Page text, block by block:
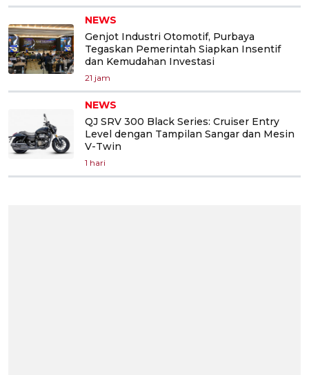
NEWS
Genjot Industri Otomotif, Purbaya
Tegaskan Pemerintah Siapkan Insentif
dan Kemudahan Investasi
21 jam
NEWS
QJ SRV 300 Black Series: Cruiser Entry
Level dengan Tampilan Sangar dan Mesin
V-Twin
1 hari